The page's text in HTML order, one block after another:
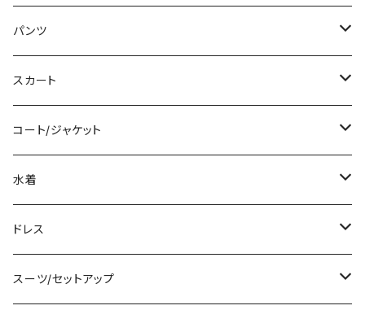
ミディアム/ミモレ
ロング/マキシ
袖付き
ノースリーブ
その他
チュニック
Tシャツ/カットソー
タンクトップ/キャミソール
シャツ/ブラウス
ベアトップ/チューブトップ
カーディガン/ボレロ
ニット/セーター
パンツ
ショート丈
クロップド丈
ロング丈
デニム
レギンス
スカート
ミニ/ショート
ミディアム/ミモレ
ロング
その他
コート/ジャケット
コート
ジャケット
その他
水着
タンキニ
バンドゥビキニ
ドレス
ミニ/ショート
スーツ/セットアップ